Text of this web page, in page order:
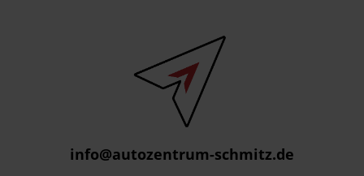
info@autozentrum-schmitz.de